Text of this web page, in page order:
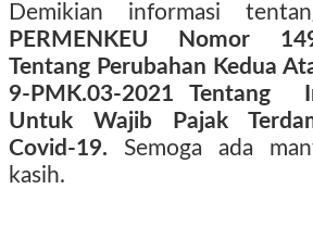
Demikian informasi
PERMENKEU Nomor
Tentang Perubahan Kedua
9-PMK.03-2021 Tentang
Untuk Wajib Pajak
Covid-19. Semoga ada
kasih.